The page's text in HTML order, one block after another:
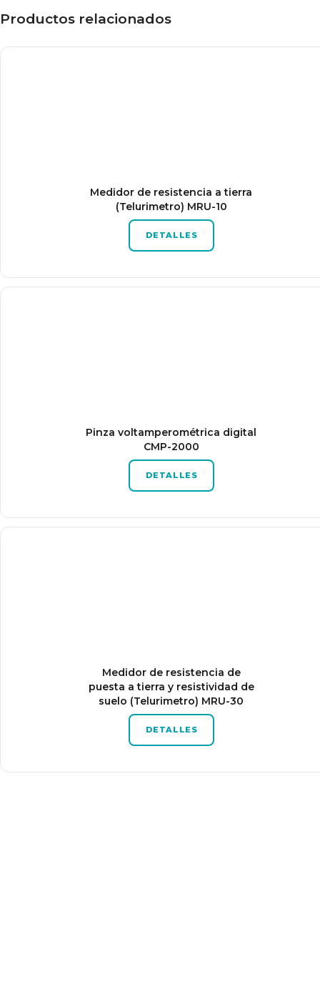
Productos relacionados
Medidor de resistencia a tierra
(Telurimetro) MRU-10
DETALLES
Pinza voltamperométrica digital
CMP-2000
DETALLES
Medidor de resistencia de
puesta a tierra y resistividad de
suelo (Telurimetro) MRU-30
DETALLES